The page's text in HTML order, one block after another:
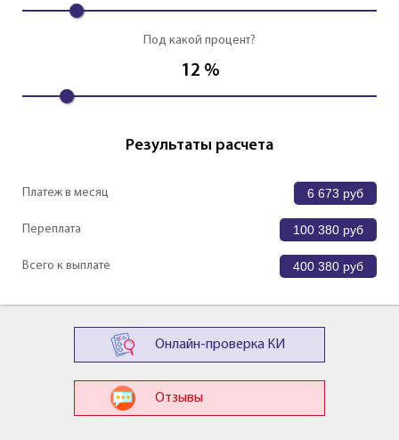
Под какой процент?
12 %
Результаты расчета
Платеж в месяц 6 673 руб
Переплата 100 380 руб
Всего к выплате 400 380 руб
Онлайн-проверка КИ
Отзывы